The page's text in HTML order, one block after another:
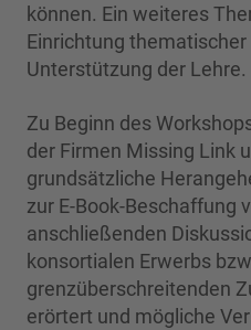
können. Ein weiteres
Einrichtung
Unterstützung der Lehre.
Zu Beginn des
der Firmen Missing Link
grundsätzliche
zur E-Book-Beschaffung
anschließenden
konsortialen Erwerbs
grenzüberschreitenden
erörtert und mögliche